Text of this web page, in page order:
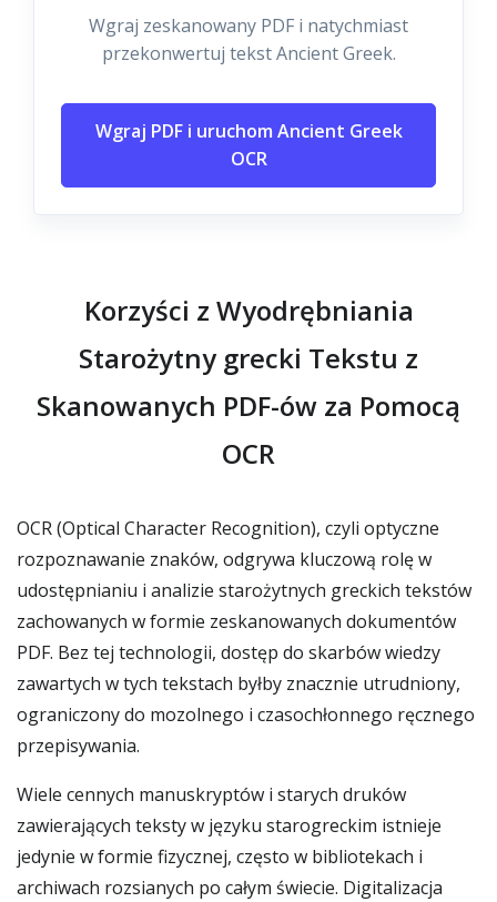
Wgraj zeskanowany PDF i natychmiast
przekonwertuj tekst Ancient Greek.
Wgraj PDF i uruchom Ancient Greek
OCR
Korzyści z Wyodrębniania
Starożytny grecki Tekstu z
Skanowanych PDF-ów za Pomocą
OCR
OCR (Optical Character Recognition), czyli optyczne
rozpoznawanie znaków, odgrywa kluczową rolę w
udostępnianiu i analizie starożytnych greckich tekstów
zachowanych w formie zeskanowanych dokumentów
PDF. Bez tej technologii, dostęp do skarbów wiedzy
zawartych w tych tekstach byłby znacznie utrudniony,
ograniczony do mozolnego i czasochłonnego ręcznego
przepisywania.
Wiele cennych manuskryptów i starych druków
zawierających teksty w języku starogreckim istnieje
jedynie w formie fizycznej, często w bibliotekach i
archiwach rozsianych po całym świecie. Digitalizacja